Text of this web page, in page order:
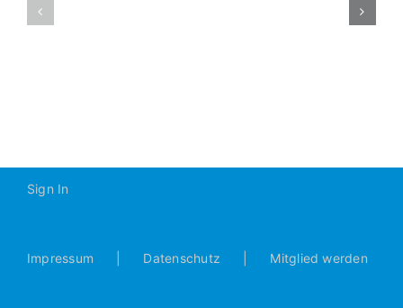
Sign In
Impressum Datenschutz Mitglied werden